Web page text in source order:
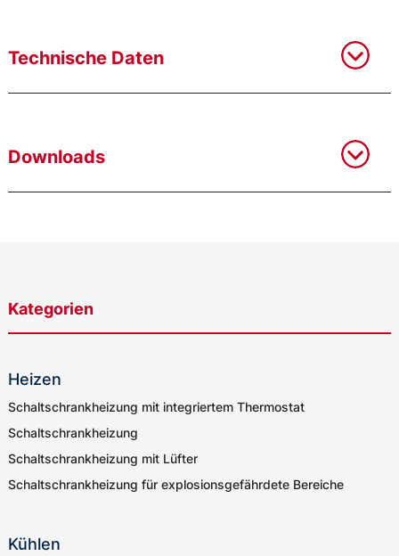
Technische Daten
Downloads
Kategorien
Heizen
Schaltschrankheizung mit integriertem Thermostat
Schaltschrankheizung
Schaltschrankheizung mit Lüfter
Schaltschrankheizung für explosionsgefährdete Bereiche
Kühlen